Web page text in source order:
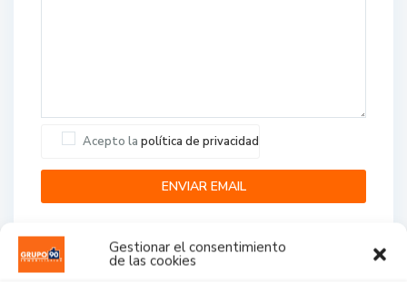
Gestionar el consentimiento
de las cookies
Acepto la política de privacidad